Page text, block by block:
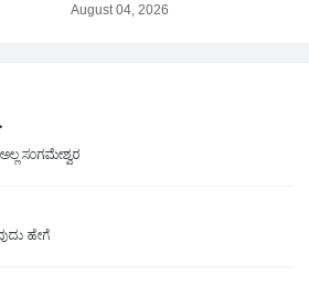
August 04, 2026
ಸಂಗಮೇಶ್ವರ
ಹೇಗೆ